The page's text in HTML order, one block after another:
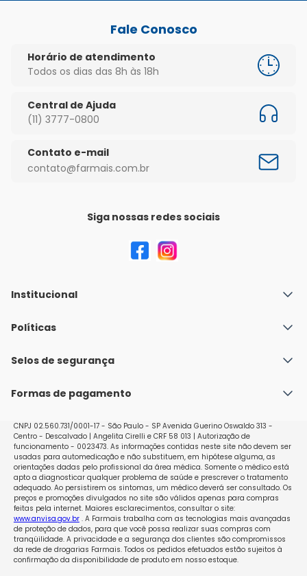
Fale Conosco
Horário de atendimento
Todos os dias das 8h às 18h
Central de Ajuda
(11) 3777-0800
Contato e-mail
contato@farmais.com.br
Siga nossas redes sociais
Institucional
Quem Somos
Nossas lojas
Políticas
Política de Envio
Políticas de Trocas e Devoluções
Selos de segurança
Formas de pagamento
CNPJ 02.560.731/0001-17 - São Paulo - SP Avenida Guerino Oswaldo 313 -
Centro - Descalvado | Angelita Cirelli e CRF 58 013 | Autorização de
funcionamento - 0023473. As informações contidas neste site não devem ser
usadas para automedicação e não substituem, em hipótese alguma, as
orientações dadas pelo profissional da área médica. Somente o médico está
apto a diagnosticar qualquer problema de saúde e prescrever o tratamento
adequado. Ao persistirem os sintomas, um médico deverá ser consultado. Os
preços e promoções divulgados no site são válidos apenas para compras
feitas pela internet. Maiores esclarecimentos, consultar o site:
www.anvisa.gov.br. A Farmais trabalha com as tecnologias mais avançadas
de proteção de dados, para que você possa realizar suas compras com
tranqüilidade. A privacidade e a segurança dos clientes são compromissos
da rede de drogarias Farmais. Todos os pedidos efetuados estão sujeitos à
confirmação da disponibilidade de produto em nosso estoque.